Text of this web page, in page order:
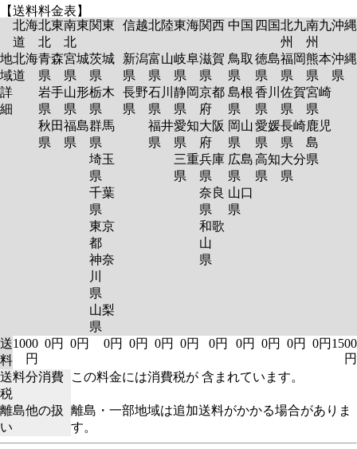
【送料料金表】
北海
道
北東
北
南東
北
関東 信越北陸東海関西 中国 四国北九
州
南九
州
沖縄
地
域
詳
細
北海
道
青森
県
岩手
県
秋田
県
宮城
県
山形
県
福島
県
茨城
県
栃木
県
群馬
県
埼玉
県
千葉
県
東京
都
神奈
川
県
山梨
県
新潟
県
長野
県
富山
県
石川
県
福井
県
岐阜
県
静岡
県
愛知
県
三重
県
滋賀
県
京都
府
大阪
府
兵庫
県
奈良
県
和歌
山
県
鳥取
県
島根
県
岡山
県
広島
県
山口
県
徳島
県
香川
県
愛媛
県
高知
県
福岡
県
佐賀
県
長崎
県
大分
県
熊本
県
宮崎
県
鹿児
島
県
沖縄
県
送
料
1000
円
0円 0円 0円 0円 0円 0円 0円 0円 0円 0円 0円 1500
円
送料分消費
税
この料金には消費税が 含まれています。
離島他の扱
い
離島・一部地域は追加送料がかかる場合がありま
す。